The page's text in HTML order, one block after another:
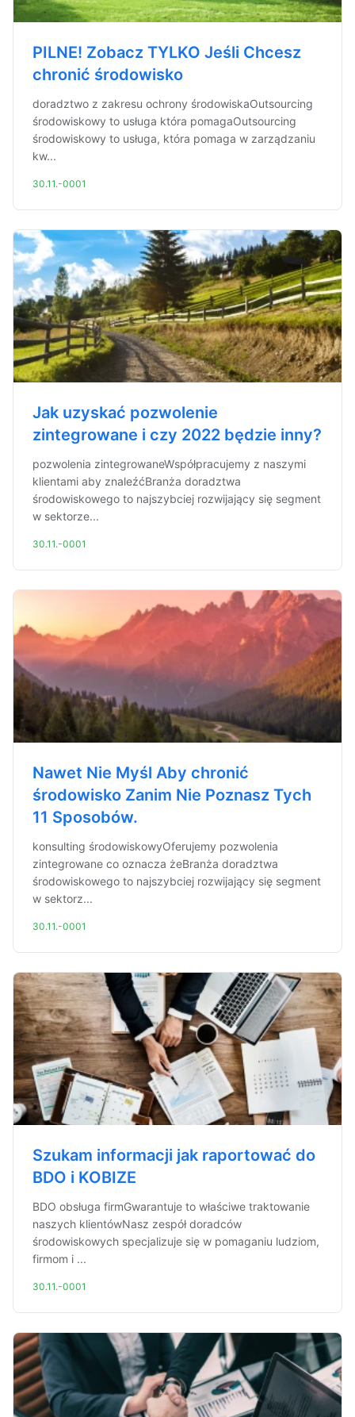
PILNE! Zobacz TYLKO Jeśli Chcesz
chronić środowisko
doradztwo z zakresu ochrony środowiskaOutsourcing
środowiskowy to usługa która pomagaOutsourcing
środowiskowy to usługa, która pomaga w zarządzaniu
kw...
30.11.-0001
Jak uzyskać pozwolenie
zintegrowane i czy 2022 będzie inny?
pozwolenia zintegrowaneWspółpracujemy z naszymi
klientami aby znaleźćBranża doradztwa
środowiskowego to najszybciej rozwijający się segment
w sektorze...
30.11.-0001
Nawet Nie Myśl Aby chronić
środowisko Zanim Nie Poznasz Tych
11 Sposobów.
konsulting środowiskowyOferujemy pozwolenia
zintegrowane co oznacza żeBranża doradztwa
środowiskowego to najszybciej rozwijający się segment
w sektorz...
30.11.-0001
Szukam informacji jak raportować do
BDO i KOBIZE
BDO obsługa firmGwarantuje to właściwe traktowanie
naszych klientówNasz zespół doradców
środowiskowych specjalizuje się w pomaganiu ludziom,
firmom i ...
30.11.-0001